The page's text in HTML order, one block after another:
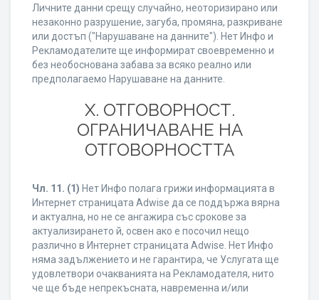
Личните данни срещу случайно, неоторизирано или
незаконно разрушение, загуба, промяна, разкриване
или достъп ("Нарушаване на данните"). Нет Инфо и
Рекламодателите ще информират своевременно и
без необоснована забава за всяко реално или
предполагаемо Нарушаване на данните.
X. ОТГОВОРНОСТ.
ОГРАНИЧАВАНЕ НА
ОТГОВОРНОСТТА
Чл. 11. (1) Нет Инфо полага грижи информацията в
Интернет страницата Adwise да се поддържа вярна
и актуална, но не се ангажира със срокове за
актуализирането й, освен ако е посочил нещо
различно в Интернет страницата Adwise. Нет Инфо
няма задължението и не гарантира, че Услугата ще
удовлетвори очакванията на Рекламодателя, нито
че ще бъде непрекъсната, навременна и/или